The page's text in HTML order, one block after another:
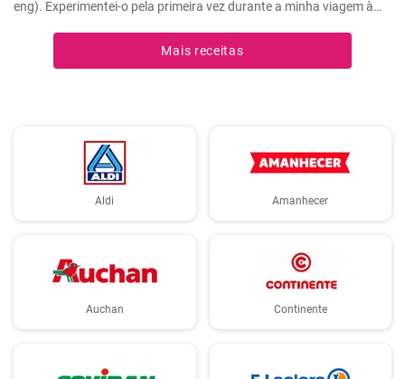
eng). Experimentei-o pela primeira vez durante a minha viagem à
muita frequência porque é simples mas incrivelmente saboroso. Os
plátanos são uma verdadeira delícia quando preparados
corretamente. Aqui partilho os meus melhores truques para obter
Mais receitas
Aldi Amanhecer
Auchan Continente